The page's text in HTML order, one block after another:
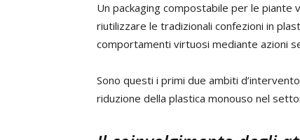
Un packaging compostabile per le piante
riutilizzare le tradizionali confezioni in
comportamenti virtuosi mediante azioni
Sono questi i primi due ambiti
riduzione della plastica monouso nel